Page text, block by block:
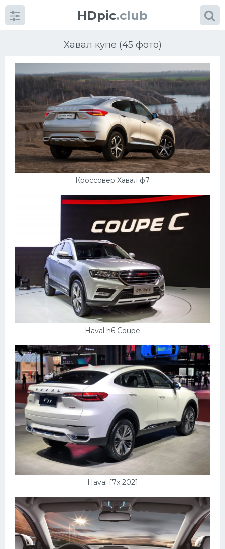
HDpic.club
Хавал купе (45 фото)
Кроссовер Хавал ф7
Haval h6 Coupe
Haval f7x 2021
Категории
Разное
Автомобили
Гараж
Русские авто
МАЗ
Сузуки
Мерседес
Фольксваген
Лексус
Дэу
Скания
Форд
Черри
Джили
Хавал